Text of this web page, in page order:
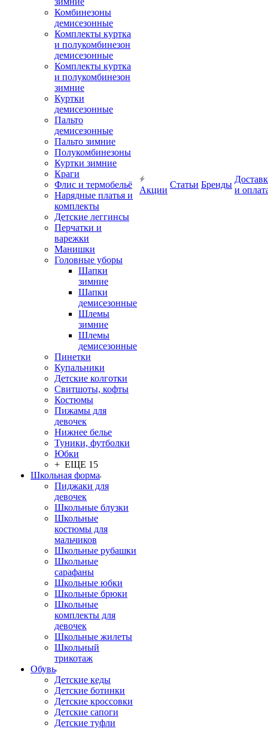
Комбинезоны
демисезонные
Комплекты куртка
и полукомбинезон
демисезонные
Комплекты куртка
и полукомбинезон
зимние
Куртки
демисезонные
Пальто
демисезонные
Пальто зимние
Полукомбинезоны
Куртки зимние
Краги
Флис и термобельё
Нарядные платья и
комплекты
Детские леггинсы
Перчатки и
варежки
Манишки
Головные уборы
Шапки
зимние
Шапки
демисезонные
Шлемы
зимние
Шлемы
демисезонные
Пинетки
Купальники
Детские колготки
Свитшоты, кофты
Костюмы
Пижамы для
девочек
Нижнее белье
Туники, футболки
Юбки
+ ЕЩЕ 15
Школьная форма
Пиджаки для
девочек
Школьные блузки
Школьные
костюмы для
мальчиков
Школьные рубашки
Школьные
сарафаны
Школьные юбки
Школьные брюки
Школьные
комплекты для
девочек
Школьные жилеты
Школьный
трикотаж
Обувь
Детские кеды
Детские ботинки
Детские кроссовки
Детские сапоги
Детские туфли
Акции
Статьи Бренды
и